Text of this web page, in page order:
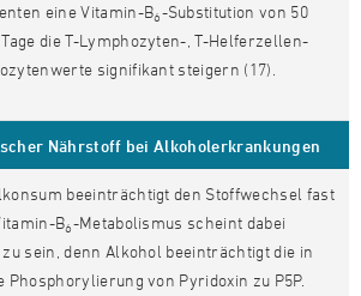
eine Vitamin-B6-Substitution von 50
die T-Lymphozyten-, T-Helferzellen-
signifikant steigern (17).
Nährstoff bei Alkoholerkrankungen
beeinträchtigt den Stoffwechsel fast
B6-Metabolismus scheint dabei
sein, denn Alkohol beeinträchtigt die in
Phosphorylierung von Pyridoxin zu P5P.